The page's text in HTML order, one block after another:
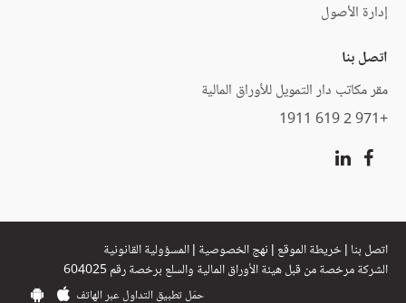
إدارة الأصول
اتصل بنا
مقر مكاتب دار التمويل للأوراق المالية
+971 2 619 1911
اتصل بنا |خريطة الموقع |نهج الخصوصية |المسؤولية القانونية
الشركة مرخصة من قبل هيئة الأوراق المالية والسلع برخصة رقم 604025
حمّل تطبيق التداول عبر الهاتف